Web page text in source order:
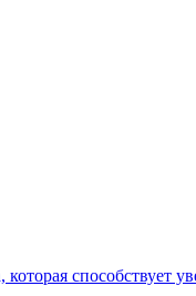
которая способствует